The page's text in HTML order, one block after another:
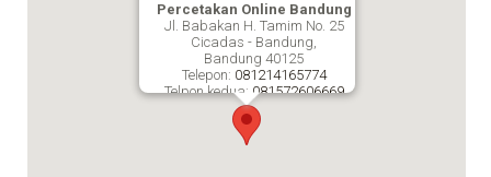
Percetakan Online Bandung
Jl. Babakan H. Tamim No. 25
Cicadas - Bandung,
Bandung 40125
Telepon: 081214165774
Telpon kedua: 081572606669
Percetakan Online Bandung